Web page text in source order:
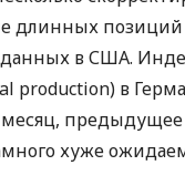
длинных
в США.
production) в
месяц, предыдущее
хуже